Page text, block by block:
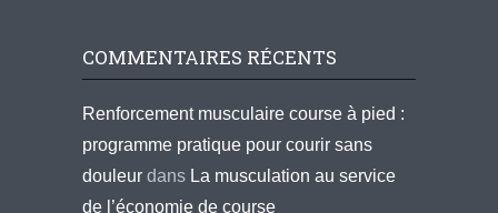
COMMENTAIRES RÉCENTS
Renforcement musculaire course à pied :
programme pratique pour courir sans
douleur dans La musculation au service
de l’économie de course